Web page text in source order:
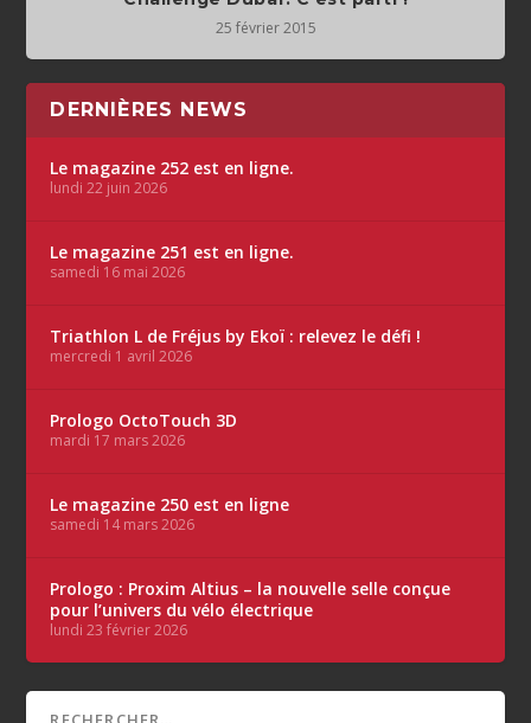
25 février 2015
DERNIÈRES NEWS
Le magazine 252 est en ligne.
lundi 22 juin 2026
Le magazine 251 est en ligne.
samedi 16 mai 2026
Triathlon L de Fréjus by Ekoï : relevez le défi !
mercredi 1 avril 2026
Prologo OctoTouch 3D
mardi 17 mars 2026
Le magazine 250 est en ligne
samedi 14 mars 2026
Prologo : Proxim Altius – la nouvelle selle conçue
pour l’univers du vélo électrique
lundi 23 février 2026